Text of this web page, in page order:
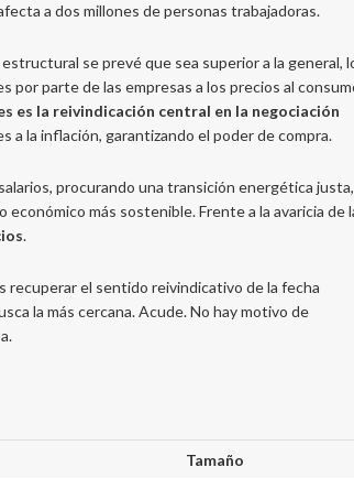
a dos millones de personas trabajadoras.
se prevé que sea superior a la general,
parte de las empresas a los precios al
es la reivindicación central en la negociación
a la inflación, garantizando el poder de compra.
procurando una transición energética justa,
más sostenible. Frente a la avaricia de
.
recuperar el sentido reivindicativo de la fecha
la más cercana. Acude. No hay motivo de
Tamaño